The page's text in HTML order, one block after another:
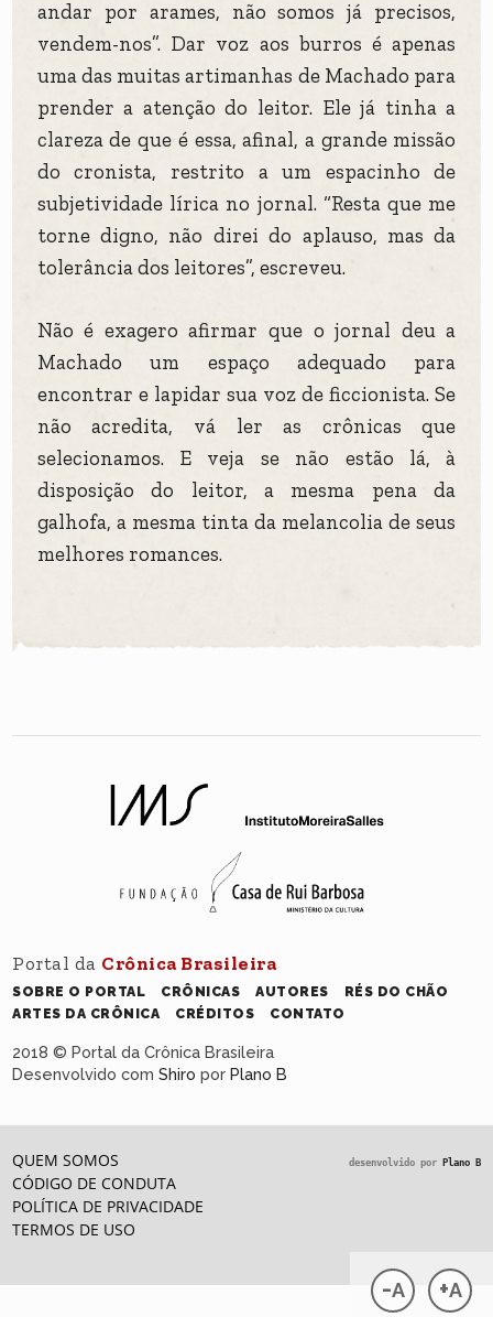
-A +A
andar por arames, não somos já precisos,
vendem-nos”. Dar voz aos burros é apenas
uma das muitas artimanhas de Machado para
prender a atenção do leitor. Ele já tinha a
clareza de que é essa, afinal, a grande missão
do cronista, restrito a um espacinho de
subjetividade lírica no jornal. “Resta que me
torne digno, não direi do aplauso, mas da
tolerância dos leitores”, escreveu.
Não é exagero afirmar que o jornal deu a
Machado um espaço adequado para
encontrar e lapidar sua voz de ficcionista. Se
não acredita, vá ler as crônicas que
selecionamos. E veja se não estão lá, à
disposição do leitor, a mesma pena da
galhofa, a mesma tinta da melancolia de seus
melhores romances.
Portal da Crônica Brasileira
SOBRE O PORTAL CRÔNICAS AUTORES
RÉS DO CHÃO
ARTES DA CRÔNICA
CRÉDITOS CONTATO
2018 © Portal da Crônica Brasileira
Desenvolvido comShiro porPlano B
QUEM SOMOS
CÓDIGO DE CONDUTA
POLÍTICA DE PRIVACIDADE
TERMOS DE USO
desenvolvido por Plano B